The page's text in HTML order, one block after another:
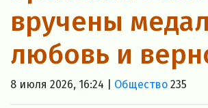
вручены
любовь и
8 июля 2026, 16:24 | Общество 235